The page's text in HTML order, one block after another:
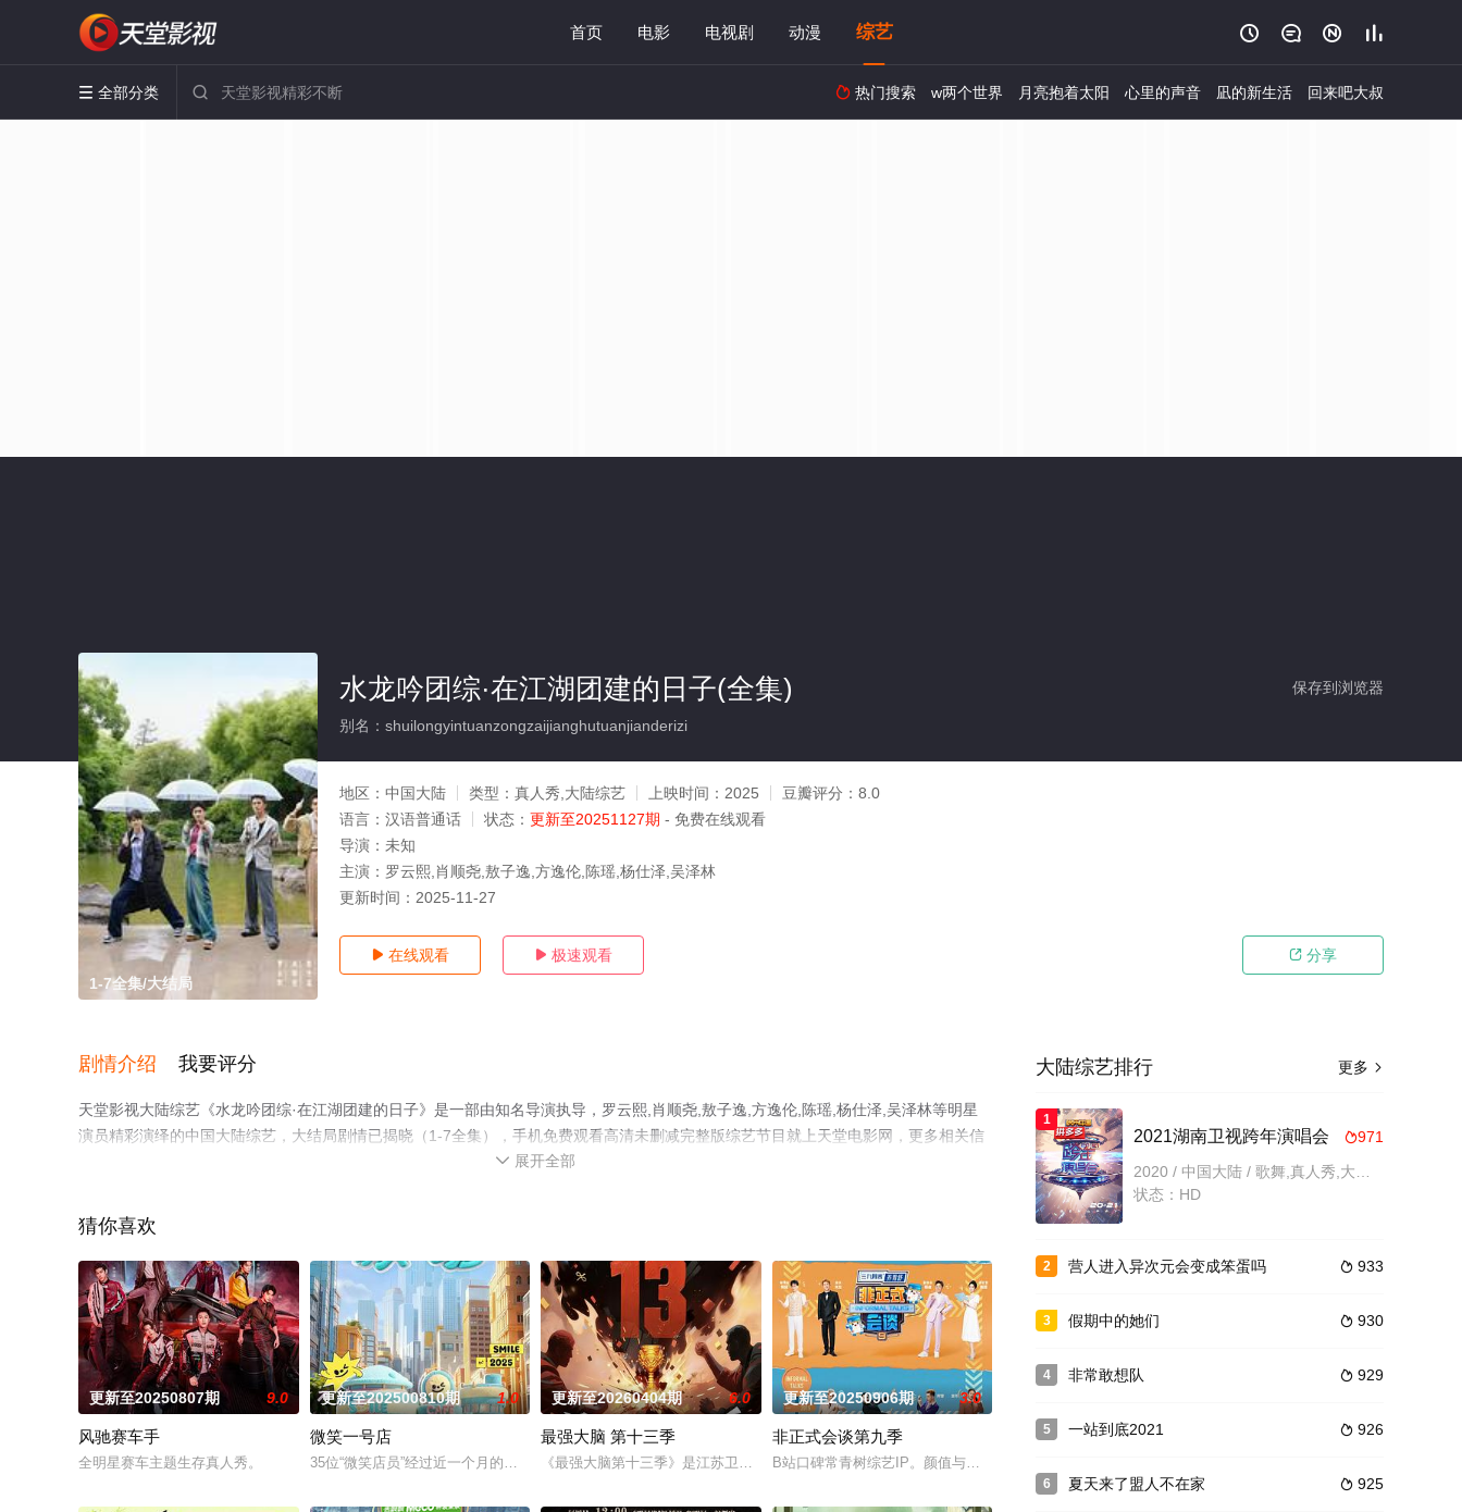
首页 电影 电视剧 动漫 综艺    
 全部分类   热门搜索 w两个世界 月亮抱着太阳 心里的声音 凪的新生活 回来吧大叔
1-7全集/大结局
保存到浏览器
水龙吟团综·在江湖团建的日子(全集)
别名：shuilongyintuanzongzaijianghutuanjianderizi
地区： 中国大陆 类型： 真人秀,大陆综艺 上映时间： 2025 豆瓣评分： 8.0
语言： 汉语普通话 状态： 更新至20251127期 - 免费在线观看
导演： 未知
主演： 罗云熙,肖顺尧,敖子逸,方逸伦,陈瑶,杨仕泽,吴泽林
更新时间： 2025-11-27
 在线观看  极速观看  分享
剧情介绍 我要评分
天堂影视大陆综艺《水龙吟团综·在江湖团建的日子》是一部由知名导演执导，罗云熙,肖顺尧,敖子逸,方逸伦,陈瑶,杨仕泽,吴泽林等明星
演员精彩演绎的中国大陆综艺，大结局剧情已揭晓（1-7全集），手机免费观看高清未删减完整版综艺节目就上天堂电影网，更多相关信
 展开全部
猜你喜欢
更新至20250807期 9.0
风驰赛车手
全明星赛车主题生存真人秀。
更新至202500810期 1.0
微笑一号店
35位“微笑店员”经过近一个月的专业淬炼，分组前往全国不同城市经营饮品店，从产品研发到门店运营，学员将在真实商业场景中构建精细化运营体系，以一杯饮品的温度传递城市人文
更新至20260404期 6.0
最强大脑 第十三季
《最强大脑第十三季》是江苏卫视推出的节目，于2026年1月16日起每周五晚20:20在该台首播。节目由科大讯飞AI学习机独家冠名播出。 节目以“
更新至20250906期 3.0
非正式会谈第九季
B站口碑常青树综艺IP。颜值与才华兼具的跨文化交流脱口秀。国内市场上唯一一档各国青年用同一种语言畅
更多 
大陆综艺排行
1
971
2021湖南卫视跨年演唱会
状态：HD
2  933
营人进入异次元会变成笨蛋吗
3  930
假期中的她们
4  929
非常敢想队
5  926
一站到底2021
6  925
夏天来了盟人不在家